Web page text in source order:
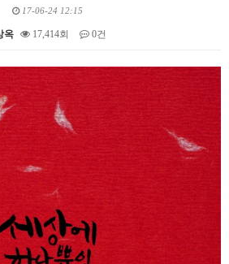
17-06-24 12:15
옥 17,414회 0건